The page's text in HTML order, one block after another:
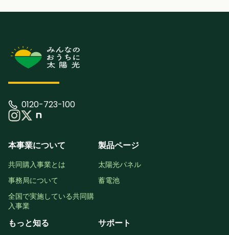
0120-723-100
本事業について
共同購入事業とは
事務局について
全国で実施している共同購
入事業
製品ページ
太陽光パネル
蓄電池
もっと知る サポート